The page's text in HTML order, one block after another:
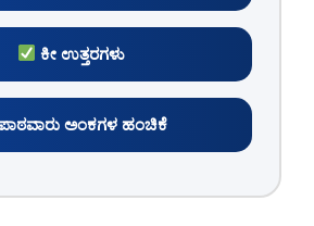
ಕೀ ಉತ್ತರಗಳು
ಅಂಕಗಳ ಹಂಚಿಕೆ